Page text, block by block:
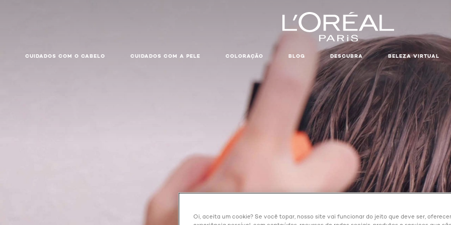
CUIDADOS COM O CABELO CUIDADOS COM A PELE COLORAÇÃO BLOG DESCUBRA BELEZA VIRTUAL
Oi, aceita um cookie? Se você topar, nosso site vai funcionar do jeito que deve ser,